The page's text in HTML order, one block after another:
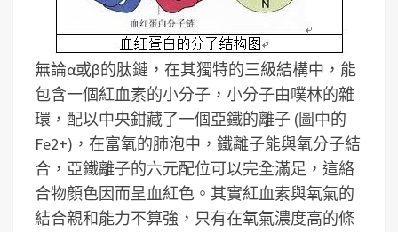
無論α或β的肽鏈，在其獨特的三級結構中，能
包含一個紅血素的小分子，小分子由噗林的雜
環，配以中央鉗藏了一個亞鐵的離子 (圖中的
Fe2+)，在富氧的肺泡中，鐵離子能與氧分子結
合，亞鐵離子的六元配位可以完全滿足，這絡
合物顏色因而呈血紅色。其實紅血素與氧氣的
結合親和能力不算強，只有在氧氣濃度高的條